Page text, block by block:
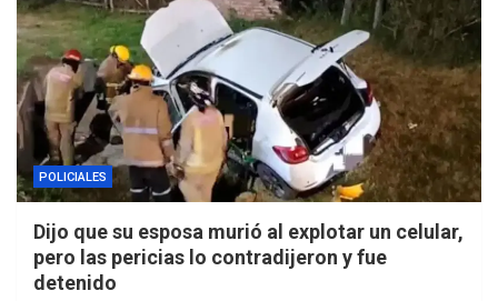
POLICIALES
Dijo que su esposa murió al explotar un celular,
pero las pericias lo contradijeron y fue
detenido